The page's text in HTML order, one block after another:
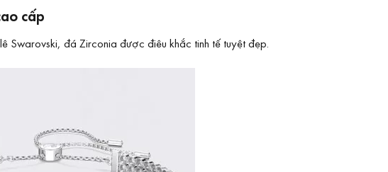
cấp
Swarovski, đá Zirconia được điêu khắc tinh tế tuyệt đẹp.